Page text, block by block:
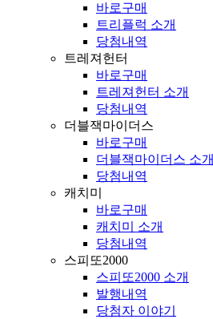
바로구매
트리플럭 소개
당첨내역
트레져헌터
바로구매
트레져헌터 소개
당첨내역
더블잭마이더스
바로구매
더블잭마이더스 소개
당첨내역
캐치미
바로구매
캐치미 소개
당첨내역
스피또2000
스피또2000 소개
발행내역
당첨자 이야기